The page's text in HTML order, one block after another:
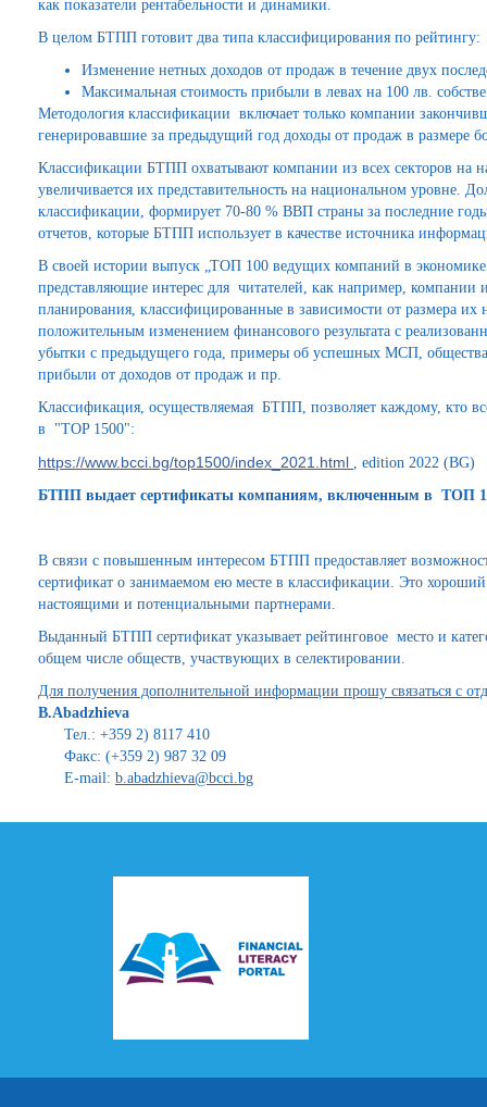
как показатели рентабельности и динамики.
В целом БТПП готовит два типа классифицирования по рейтингу:
Изменение нетных доходов от продаж в течение двух
Максимальная стоимость прибыли в левах на 100 лв.
Методология классификации включает только компании
генерировавшие за предыдущий год доходы от продаж в размере
Классификации БТПП охватывают компании из всех секторов на
увеличивается их представительность на национальном уровне.
классификации, формирует 70-80 % ВВП страны за последние
отчетов, которые БТПП использует в качестве источника
В своей истории выпуск „ТОП 100 ведущих компаний в
представляющие интерес для читателей, как например, компании
планирования, классифицированные в зависимости от размера их
положительным изменением финансового результата с
убытки с предыдущего года, примеры об успешных МСП,
прибыли от доходов от продаж и пр.
Классификация, осуществляемая БТПП, позволяет каждому, кто
в "TOP 1500":
https://www.bcci.bg/top1500/index_2021.html , edition 2022 (BG)
БТПП выдает сертификаты компаниям, включенным в TOП
В связи с повышенным интересом БТПП предоставляет
сертификат о занимаемом ею месте в классификации. Это хороший
настоящими и потенциальными партнерами.
Выданный БТПП сертификат указывает рейтинговое место и
общем числе обществ, участвующих в селектировании.
Для получения дополнительной информации прошу связаться с
B.Abadzhieva
Тел.: +359 2) 8117 410
Факс: (+359 2) 987 32 09
E-mail: b.abadzhieva@bcci.bg